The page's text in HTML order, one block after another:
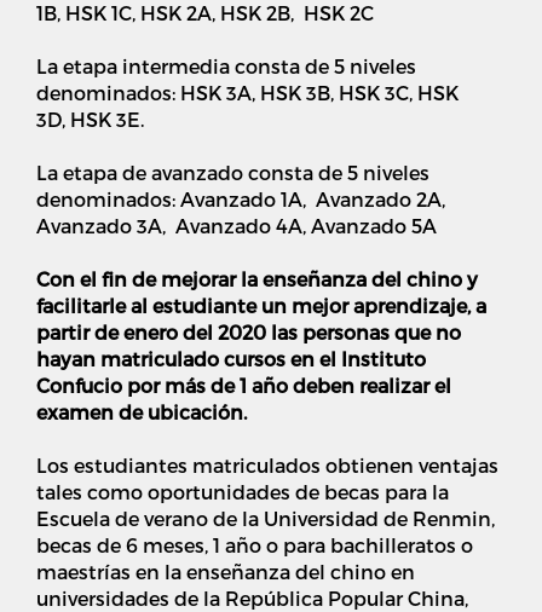
1B, HSK 1C, HSK 2A, HSK 2B, HSK 2C
La etapa intermedia consta de 5 niveles
denominados: HSK 3A, HSK 3B, HSK 3C, HSK
3D, HSK 3E.
La etapa de avanzado consta de 5 niveles
denominados: Avanzado 1A, Avanzado 2A,
Avanzado 3A, Avanzado 4A, Avanzado 5A
Con el fin de mejorar la enseñanza del chino y
facilitarle al estudiante un mejor aprendizaje, a
partir de enero del 2020 las personas que no
hayan matriculado cursos en el Instituto
Confucio por más de 1 año deben realizar el
examen de ubicación.
Los estudiantes matriculados obtienen ventajas
tales como oportunidades de becas para la
Escuela de verano de la Universidad de Renmin,
becas de 6 meses, 1 año o para bachilleratos o
maestrías en la enseñanza del chino en
universidades de la República Popular China,